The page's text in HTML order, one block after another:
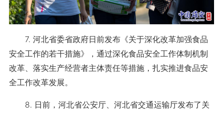
7. 河北省委省政府日前发布《关于深化改革加强食品
安全工作的若干措施》，通过深化食品安全工作体制机制
改革、落实生产经营者主体责任等措施，扎实推进食品安
全工作改革发展。
8. 日前，河北省公安厅、河北省交通运输厅发布了关